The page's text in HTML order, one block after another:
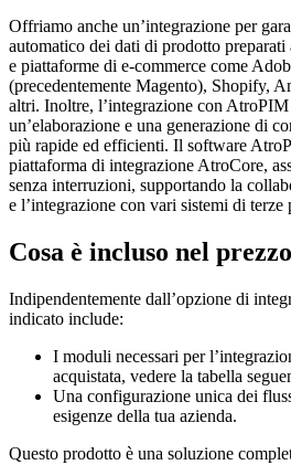
Offriamo anche un’integrazione per
automatico dei dati di prodotto
e piattaforme di e-commerce come
(precedentemente Magento), Shopify,
altri. Inoltre, l’integrazione con
un’elaborazione e una generazione di
più rapide ed efficienti. Il software
piattaforma di integrazione AtroCore,
senza interruzioni, supportando la
e l’integrazione con vari sistemi di terze
Cosa è incluso nel
Indipendentemente dall’opzione di
indicato include:
I moduli necessari per
acquistata, vedere la tabella
Una configurazione unica dei
esigenze della tua azienda.
Questo prodotto è una soluzione